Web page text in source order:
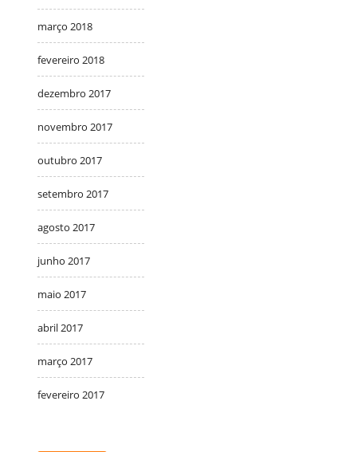
março 2018
fevereiro 2018
dezembro 2017
novembro 2017
outubro 2017
setembro 2017
agosto 2017
junho 2017
maio 2017
abril 2017
março 2017
fevereiro 2017